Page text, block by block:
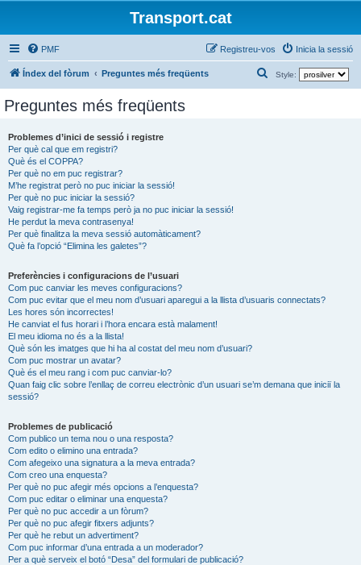
Transport.cat
PMF Inicia la sessió
Registreu-vos
Índex del fòrum Preguntes més freqüents Style:
e
Preguntes més freqüents
Problemes d’inici de sessió i registre
Per què cal que em registri?
Què és el COPPA?
Per què no em puc registrar?
M’he registrat però no puc iniciar la sessió!
Per què no puc iniciar la sessió?
Vaig registrar-me fa temps però ja no puc iniciar la sessió!
He perdut la meva contrasenya!
Per què finalitza la meva sessió automàticament?
Què fa l’opció “Elimina les galetes”?
Preferències i configuracions de l’usuari
Com puc canviar les meves configuracions?
Com puc evitar que el meu nom d’usuari aparegui a la llista d’usuaris connectats?
Les hores són incorrectes!
He canviat el fus horari i l’hora encara està malament!
El meu idioma no és a la llista!
Què són les imatges que hi ha al costat del meu nom d’usuari?
Com puc mostrar un avatar?
Què és el meu rang i com puc canviar-lo?
Quan faig clic sobre l’enllaç de correu electrònic d’un usuari se’m demana que iniciï la
sessió?
Problemes de publicació
Com publico un tema nou o una resposta?
Com edito o elimino una entrada?
Com afegeixo una signatura a la meva entrada?
Com creo una enquesta?
Per què no puc afegir més opcions a l’enquesta?
Com puc editar o eliminar una enquesta?
Per què no puc accedir a un fòrum?
Per què no puc afegir fitxers adjunts?
Per què he rebut un advertiment?
Com puc informar d’una entrada a un moderador?
Per a què serveix el botó “Desa” del formulari de publicació?